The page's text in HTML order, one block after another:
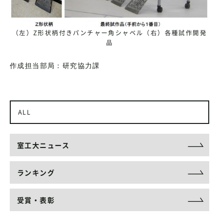
（左）Z形状柄付きパンチャー角シャベル（右）各種試作開発
品
作成担当部局：研究協力課
ALL
室工大ニュース
ランキング
受賞・表彰